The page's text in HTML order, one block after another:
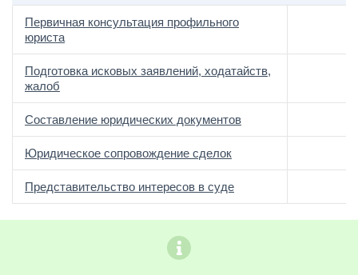
Первичная консультация профильного
юриста
Подготовка исковых заявлений, ходатайств,
жалоб
Составление юридических документов
Юридическое сопровождение сделок
Представительство интересов в суде